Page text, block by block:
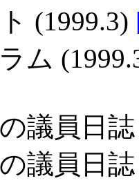
(1999.3)
ム
議員日
議員日